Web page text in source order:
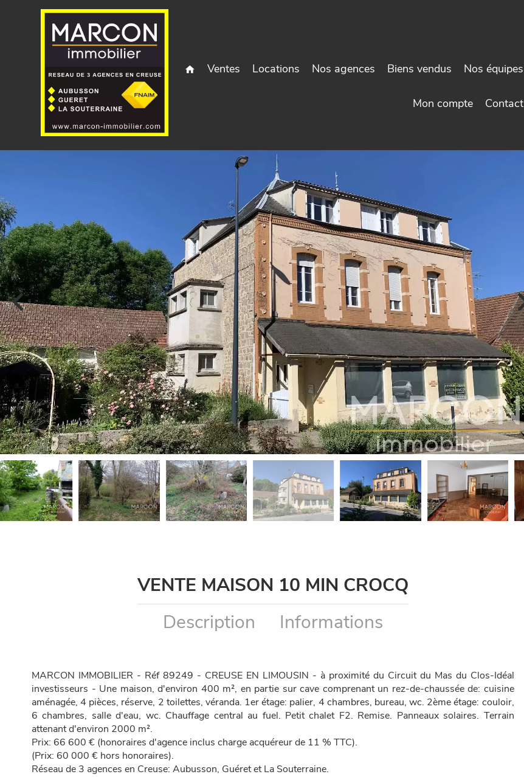
Ventes Locations Nos agences Biens vendus Nos équipes
Mon compte Contact
VENTE MAISON 10 MIN CROCQ
Description
Informations
MARCON IMMOBILIER - Réf 89249 - CREUSE EN LIMOUSIN - à proximité du Circuit du Mas du Clos-Idéal
investisseurs - Une maison, d'environ 400 m², en partie sur cave comprenant un rez-de-chaussée de: cuisine
aménagée, 4 pièces, réserve, 2 toilettes, véranda. 1er étage: palier, 4 chambres, bureau, wc. 2ème étage: couloir,
6 chambres, salle d'eau, wc. Chauffage central au fuel. Petit chalet F2. Remise. Panneaux solaires. Terrain
attenant d'environ 2000 m².
Prix: 66 600 € (honoraires d'agence inclus charge acquéreur de 11 % TTC).
(Prix: 60 000 € hors honoraires).
Réseau de 3 agences en Creuse: Aubusson, Guéret et La Souterraine.